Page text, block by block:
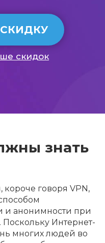
скидок
знать
короче говоря VPN,
и анонимности при
Интернет-
многих людей во